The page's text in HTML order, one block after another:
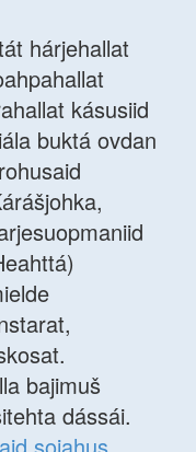
hárjehallat
kásusiid
buktá ovdan
bajimuš
dássái.